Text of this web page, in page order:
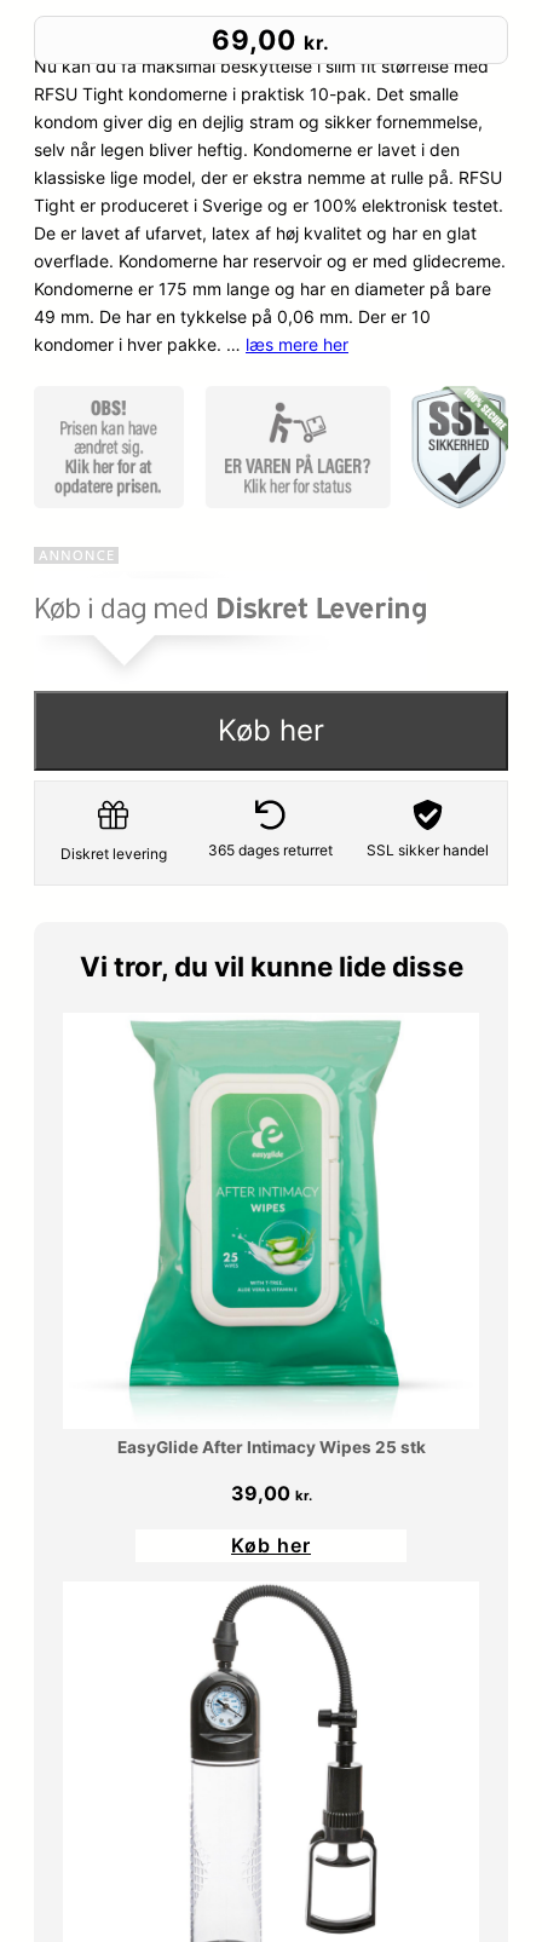
som
baseret
på
kundebed
ømmels
er
69,00 kr.
Nu kan du få maksimal beskyttelse i slim fit størrelse med
RFSU Tight kondomerne i praktisk 10-pak. Det smalle
kondom giver dig en dejlig stram og sikker fornemmelse,
selv når legen bliver heftig. Kondomerne er lavet i den
klassiske lige model, der er ekstra nemme at rulle på. RFSU
Tight er produceret i Sverige og er 100% elektronisk testet.
De er lavet af ufarvet, latex af høj kvalitet og har en glat
overflade. Kondomerne har reservoir og er med glidecreme.
Kondomerne er 175 mm lange og har en diameter på bare
49 mm. De har en tykkelse på 0,06 mm. Der er 10
kondomer i hver pakke. … læs mere her
Køb her
Diskret levering 365 dages returret SSL sikker handel
Vi tror, du vil kunne lide disse
EasyGlide After Intimacy Wipes 25 stk
39,00 kr.
Køb her